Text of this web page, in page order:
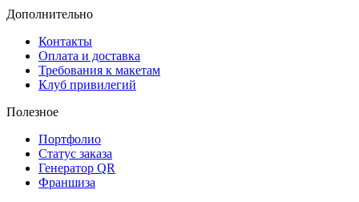
Срочное— до 4 часов.
Удобная доставка
Мы предлагаем несколько удобных вариантов
Доставка через СДЭК (ПВЗ или курьер).
Срочная курьерская доставка в день заказа.
Дополнительно
Контакты
Оплата и доставка
Требования к макетам
Клуб привилегий
Полезное
Портфолио
Статус заказа
Генератор QR
Франшиза